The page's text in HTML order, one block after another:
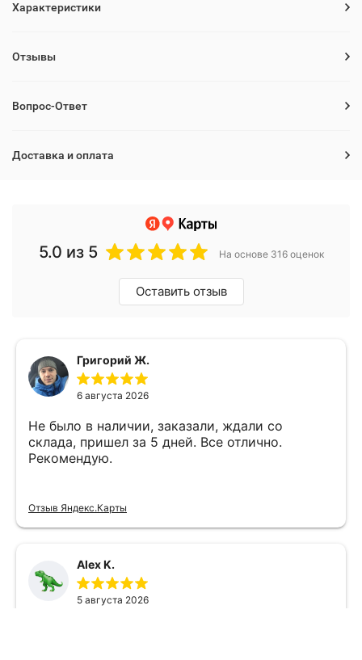
Характеристики
Отзывы
Вопрос-Ответ
Доставка и оплата